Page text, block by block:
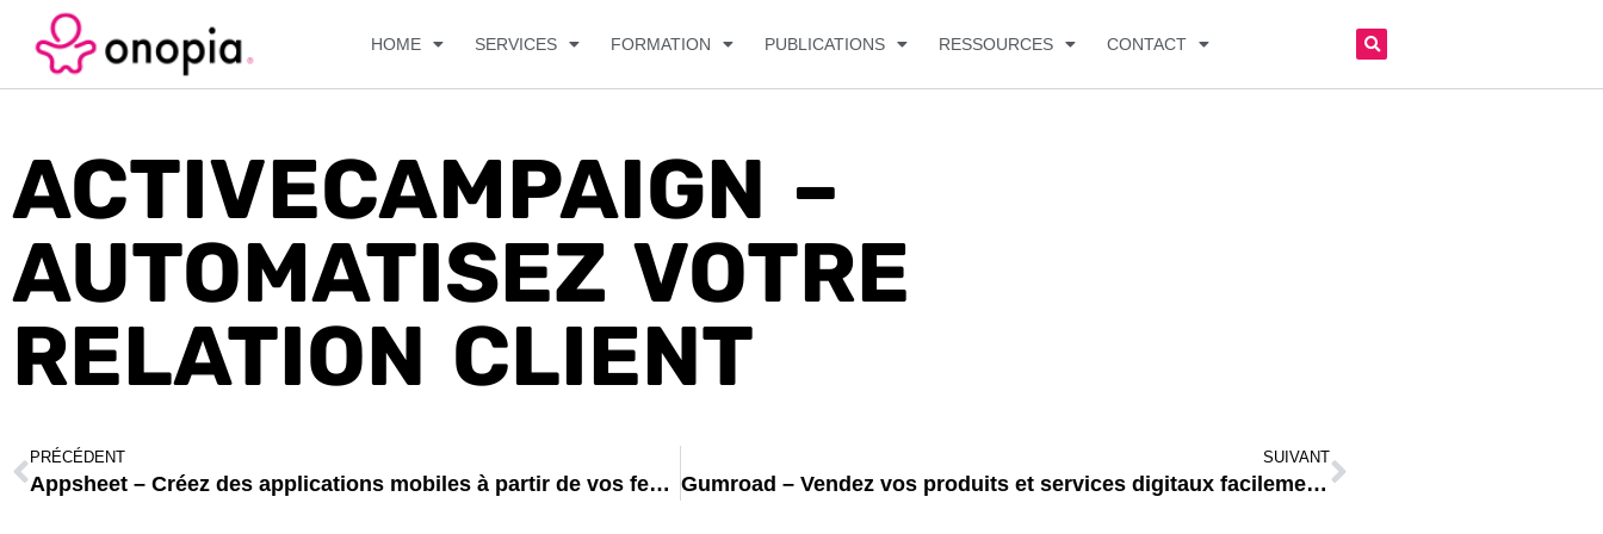
HOME SERVICES FORMATION PUBLICATIONS RESSOURCES CONTACT
ACTIVECAMPAIGN –
AUTOMATISEZ VOTRE
RELATION CLIENT
PRÉCÉDENT
Appsheet – Créez des applications mobiles à partir de vos feuilles Google Sheet
SUIVANT
Gumroad – Vendez vos produits et services digitaux facilement sur internet